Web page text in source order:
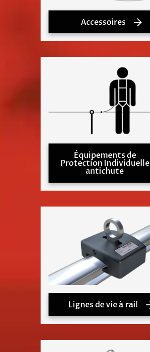
Accessoires
Équipements de
Protection Individuelle
antichute
Lignes de vie à rail